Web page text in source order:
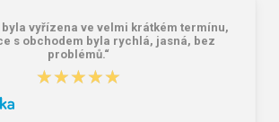
byla vyřízena ve velmi krátkém termínu,
s obchodem byla rychlá, jasná, bez
problémů.“
★★★★★
★★★★★